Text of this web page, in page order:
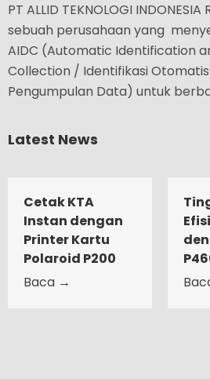
PT ALLID TEKNOLOGI INDONESIA
sebuah perusahaan yang
AIDC (Automatic Identification
Collection / Identifikasi
Pengumpulan Data) untuk
Latest News
Cetak KTA
Instan dengan
Printer Kartu
Polaroid P200
Baca →